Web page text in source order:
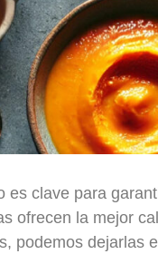
es clave para
ofrecen la mejor
podemos dejarlas